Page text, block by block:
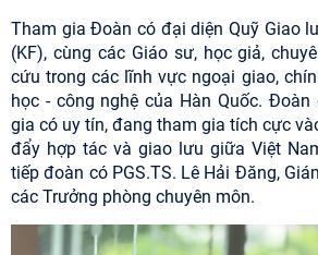
Tham gia Đoàn có đại diện Quỹ Giao
(KF), cùng các Giáo sư, học giả,
cứu trong các lĩnh vực ngoại giao,
học - công nghệ của Hàn Quốc. Đoàn
gia có uy tín, đang tham gia tích cực
đẩy hợp tác và giao lưu giữa Việt
tiếp đoàn có PGS.TS. Lê Hải Đăng,
các Trưởng phòng chuyên môn.